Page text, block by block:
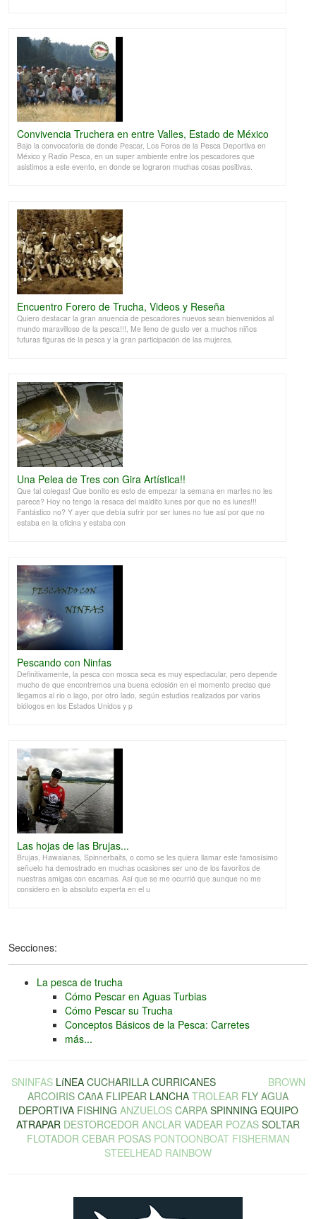
Convivencia Truchera en entre Valles, Estado de México
Bajo la convocatoria de donde Pescar, Los Foros de la Pesca Deportiva en
México y Radio Pesca, en un super ambiente entre los pescadores que
asistimos a este evento, en donde se lograron muchas cosas positivas.
Encuentro Forero de Trucha, Videos y Reseña
Quiero destacar la gran anuencia de pescadores nuevos sean bienvenidos al
mundo maravilloso de la pesca!!!, Me lleno de gusto ver a muchos niños
futuras figuras de la pesca y la gran participación de las mujeres.
Una Pelea de Tres con Gira Artística!!
Que tal colegas! Que bonito es esto de empezar la semana en martes no les
parece? Hoy no tengo la resaca del maldito lunes por que no es lunes!!!
Fantástico no? Y ayer que debía sufrir por ser lunes no fue así por que no
estaba en la oficina y estaba con
Pescando con Ninfas
Definitivamente, la pesca con mosca seca es muy espectacular, pero depende
mucho de que encontremos una buena eclosión en el momento preciso que
llegamos al rio o lago, por otro lado, según estudios realizados por varios
biólogos en los Estados Unidos y p
Las hojas de las Brujas...
Brujas, Hawaianas, Spinnerbaits, o como se les quiera llamar este famosísimo
señuelo ha demostrado en muchas ocasiones ser uno de los favoritos de
nuestras amigas con escamas. Así que se me ocurrió que aunque no me
considero en lo absoluto experta en el u
Secciones:
La pesca de trucha
Cómo Pescar en Aguas Turbias
Cómo Pescar su Trucha
Conceptos Básicos de la Pesca: Carretes
más...
SNINFAS LíNEA CUCHARILLA CURRICANES
BROWN
ARCOIRIS CAñA FLIPEAR LANCHA TROLEAR FLY AGUA
DEPORTIVA FISHING ANZUELOS CARPA SPINNING EQUIPO
ATRAPAR DESTORCEDOR ANCLAR VADEAR POZAS SOLTAR
FLOTADOR CEBAR POSAS PONTOONBOAT FISHERMAN
STEELHEAD RAINBOW